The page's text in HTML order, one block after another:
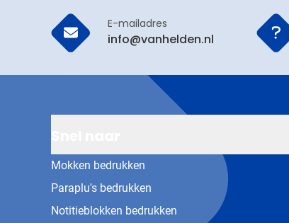
E-mailadres
info@vanhelden.nl
Mokken bedrukken
Paraplu's bedrukken
Notitieblokken bedrukken